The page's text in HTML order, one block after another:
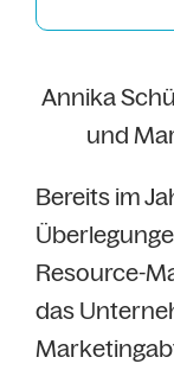
Annika
und
Bereits im
Resource-
das